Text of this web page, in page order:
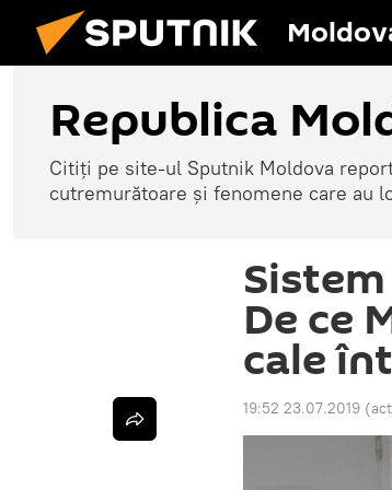
Republica
Citiți pe site-ul Sputnik Moldova
cutremurătoare și fenomene care au
De ce
cale
19:52 23.07.2019